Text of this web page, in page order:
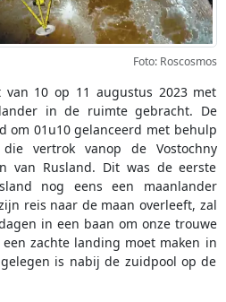
Foto: Roscosmos
10 op 11 augustus 2023 met
in de ruimte gebracht. De
om 01u10 gelanceerd met behulp
vertrok vanop de Vostochny
van Rusland. Dit was de eerste
nog eens een maanlander
reis naar de maan overleeft, zal
in een baan om onze trouwe
zachte landing moet maken in
is nabij de zuidpool op de